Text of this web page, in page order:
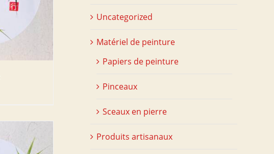
Uncategorized
Matériel de peinture
Papiers de peinture
Pinceaux
Sceaux en pierre
Produits artisanaux